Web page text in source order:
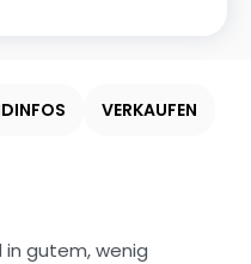
VERKAUFEN
gutem, wenig